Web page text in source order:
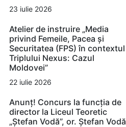
23 iulie 2026
Atelier de instruire „Media
privind Femeile, Pacea și
Securitatea (FPS) în contextul
Triplului Nexus: Cazul
Moldovei”
22 iulie 2026
Anunț! Concurs la funcția de
director la Liceul Teoretic
„Ștefan Vodă”, or. Ștefan Vodă